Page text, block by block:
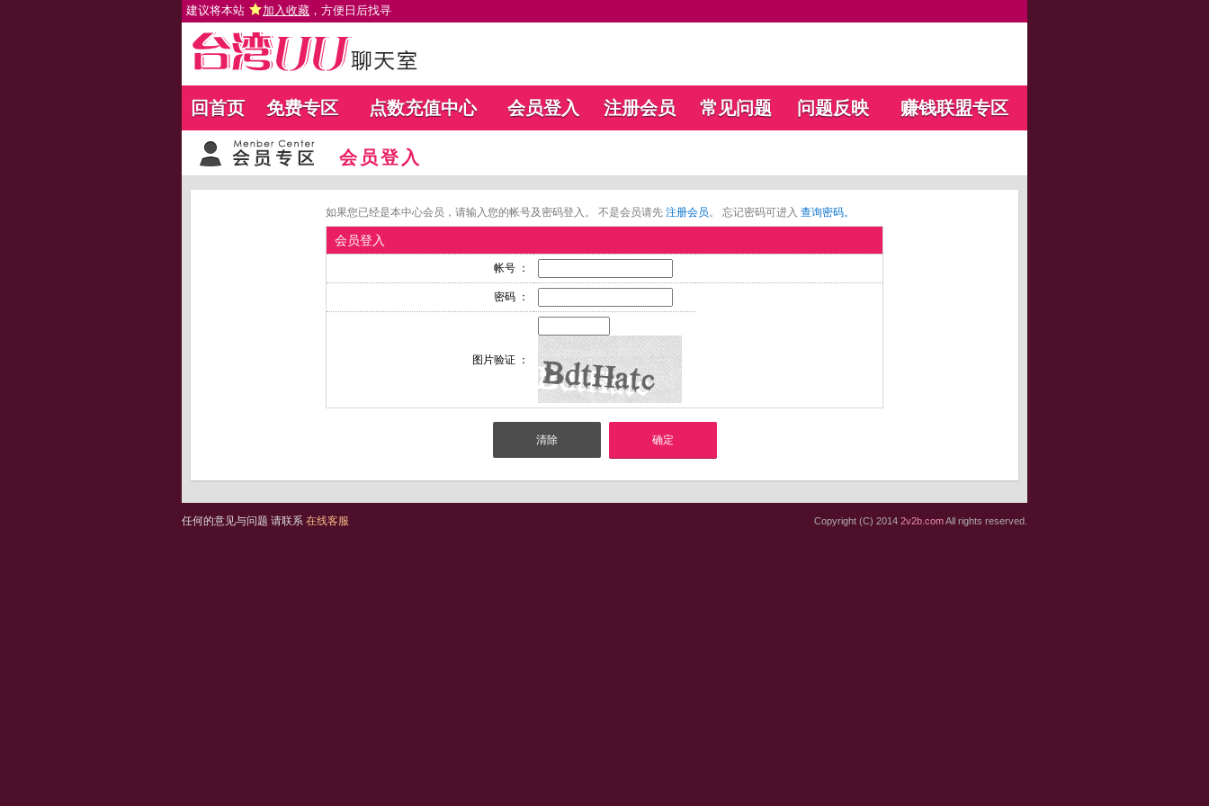
建议将本站 加入收藏 ，方便日后找寻
回首页 免费专区 点数充值中心 会员登入 注册会员 常见问题 问题反映 赚钱联盟专区
会员登入
如果您已经是本中心会员，请输入您的帐号及密码登入。 不是会员请先 注册会员。 忘记密码可进入 查询密码。
会员登入
帐号 ：
密码 ：
图片验证 ：
任何的意见与问题 请联系 在线客服 Copyright (C) 2014 2v2b.comAll rights reserved.